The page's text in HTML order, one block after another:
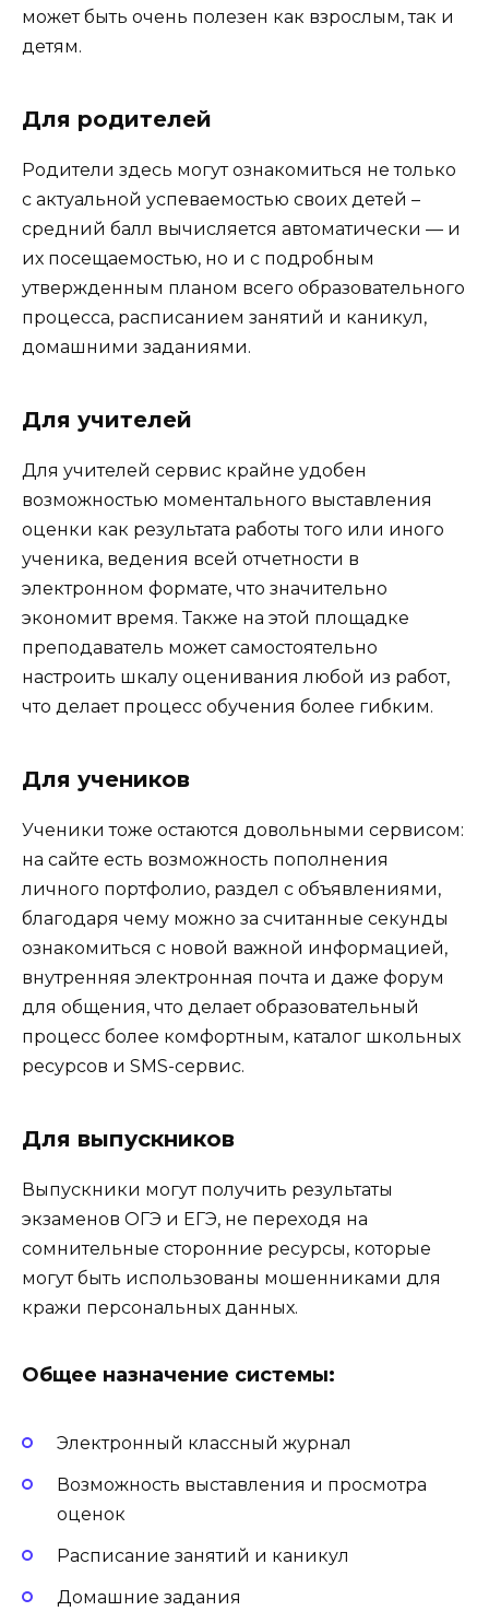
может быть очень полезен как взрослым, так и
детям.
Для родителей
Родители здесь могут ознакомиться не только
с актуальной успеваемостью своих детей –
средний балл вычисляется автоматически — и
их посещаемостью, но и с подробным
утвержденным планом всего образовательного
процесса, расписанием занятий и каникул,
домашними заданиями.
Для учителей
Для учителей сервис крайне удобен
возможностью моментального выставления
оценки как результата работы того или иного
ученика, ведения всей отчетности в
электронном формате, что значительно
экономит время. Также на этой площадке
преподаватель может самостоятельно
настроить шкалу оценивания любой из работ,
что делает процесс обучения более гибким.
Для учеников
Ученики тоже остаются довольными сервисом:
на сайте есть возможность пополнения
личного портфолио, раздел с объявлениями,
благодаря чему можно за считанные секунды
ознакомиться с новой важной информацией,
внутренняя электронная почта и даже форум
для общения, что делает образовательный
процесс более комфортным, каталог школьных
ресурсов и SMS-сервис.
Для выпускников
Выпускники могут получить результаты
экзаменов ОГЭ и ЕГЭ, не переходя на
сомнительные сторонние ресурсы, которые
могут быть использованы мошенниками для
кражи персональных данных.
Общее назначение системы:
Электронный классный журнал
Возможность выставления и просмотра
оценок
Расписание занятий и каникул
Домашние задания